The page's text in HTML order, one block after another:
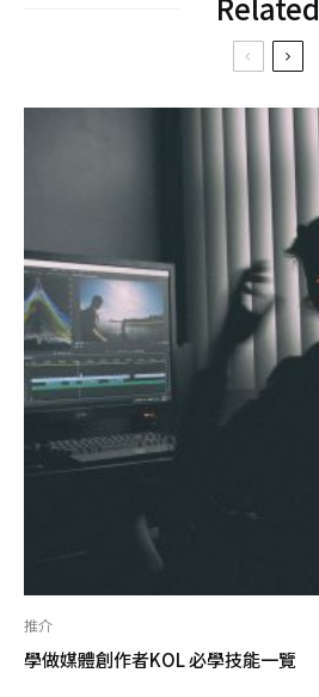
推介
學做媒體創作者KOL 必學技能一覽